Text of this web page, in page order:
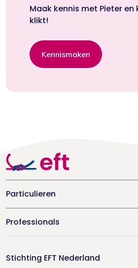
Maak kennis met Pieter en
klikt!
Kennismaken
Particulieren
Vind jouw therapeut
Videoportal
Doe de relatietest
Professionals
Trainingen
Stichting EFT Nederland